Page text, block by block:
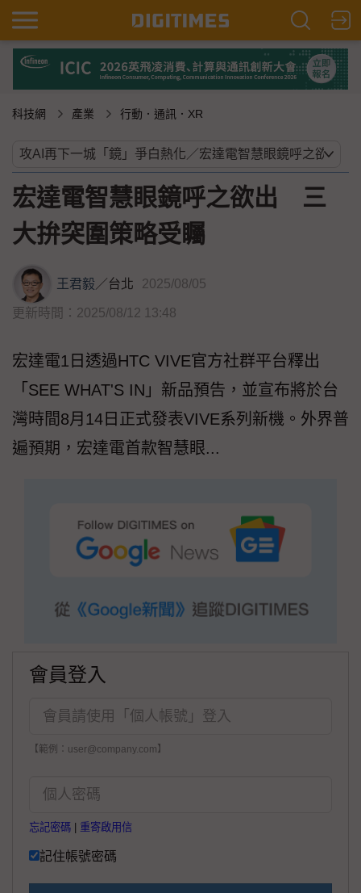
科技網 產業 行動．通訊．XR
宏達電智慧眼鏡呼之欲出 三
大拚突圍策略受矚
王君毅／台北 2025/08/05
更新時間：2025/08/12 13:48
宏達電1日透過HTC VIVE官方社群平台釋出
「SEE WHAT'S IN」新品預告，並宣布將於台
灣時間8月14日正式發表VIVE系列新機。外界普
遍預期，宏達電首款智慧眼...
會員登入
【範例：user@company.com】
忘記密碼 重寄啟用信
記住帳號密碼